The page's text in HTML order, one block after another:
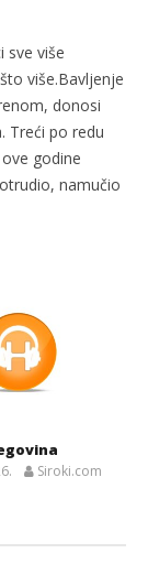
sve više
više.Bavljenje
donosi
Treći po redu
godine
namučio
Siroki.com